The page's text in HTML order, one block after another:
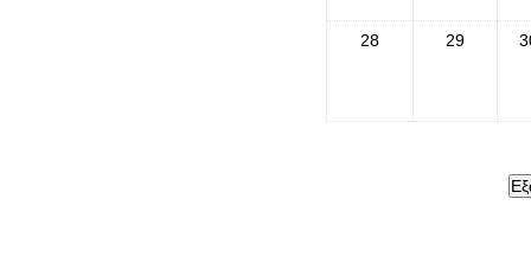
28 29